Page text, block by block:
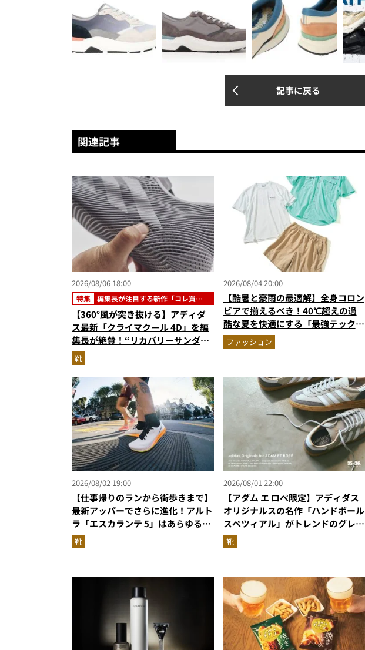
記事に戻る
関連記事
2026/08/06 18:00
特集
編集長が注目する新作「コレ買い
です」
【360°風が突き抜ける】アディダ
ス最新「クライマクール 4D」を編
集長が絶賛！“リカバリーサンダル
級に快適”な3Dプリントスニーカー
『コレ買いです』Vol.173
靴
2026/08/04 20:00
【酷暑と豪雨の最適解】全身コロン
ビアで揃えるべき！40℃超えの過
酷な夏を快適にする「最強テックウ
エア」セットアップ
ファッション
2026/08/02 19:00
【仕事帰りのランから街歩きまで】
最新アッパーでさらに進化！アルト
ラ「エスカランテ 5」はあらゆるシ
ーンに寄り添う大人の相棒だ
靴
2026/08/01 22:00
【アダム エ ロペ限定】アディダス
オリジナルスの名作「ハンドボール
スペツィアル」がトレンドのグレー
に！
靴